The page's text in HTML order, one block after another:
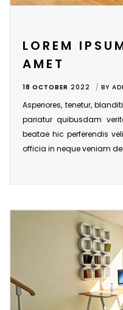
LOREM
AMET
18 OCTOBER 2022 BY
Asperiores, tenetur,
pariatur quibusdam
beatae hic perferendis
officia in neque veniam